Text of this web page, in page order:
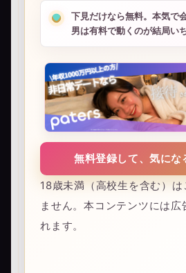
下見だけなら無料。本気で
男は有料で動くのが結局い
無料登録して、気にな
18歳未満（高校生を含む）
ません。本コンテンツには広
れます。